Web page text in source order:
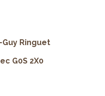
Ringuet
G0S 2X0